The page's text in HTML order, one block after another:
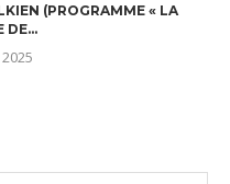
(PROGRAMME « LA
DE...